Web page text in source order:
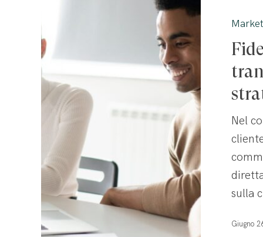
transazione,
partnership
strategica
Nel
sulla
Giugno